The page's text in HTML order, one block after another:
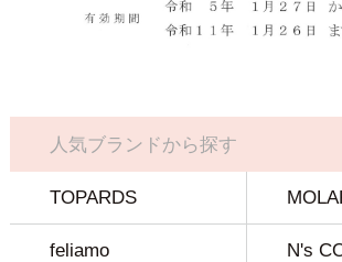
人気ブランドから探す
TOPARDS
feliamo N's